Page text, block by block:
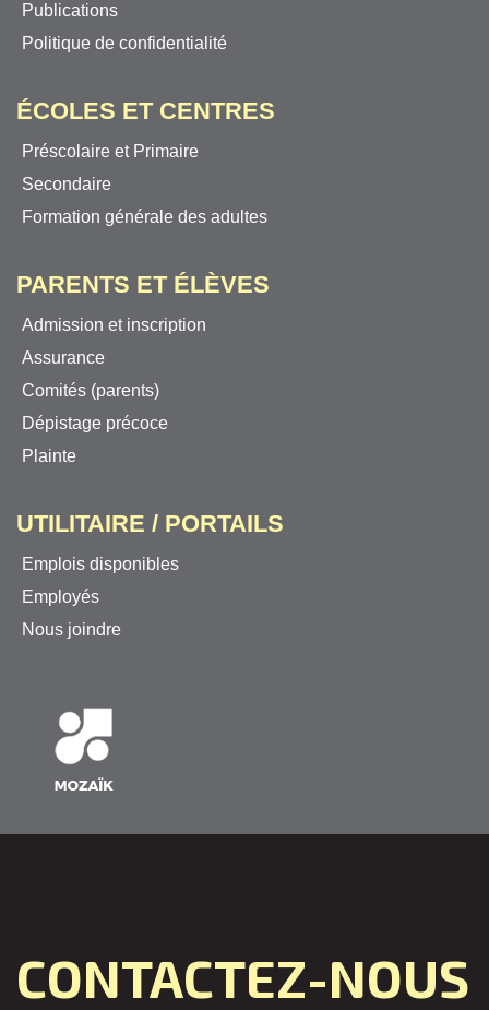
Publications
Politique de confidentialité
ÉCOLES ET CENTRES
Préscolaire et Primaire
Secondaire
Formation générale des adultes
PARENTS ET ÉLÈVES
Admission et inscription
Assurance
Comités (parents)
Dépistage précoce
Plainte
UTILITAIRE / PORTAILS
Emplois disponibles
Employés
Nous joindre
CONTACTEZ-NOUS